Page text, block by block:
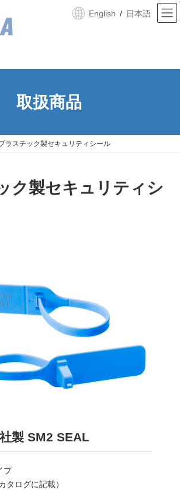
English 日本語
取扱商品
ラスチック製セキュリティシール
ク製セキュリティシ
製 SM2 SEAL
プ
タログに記載）